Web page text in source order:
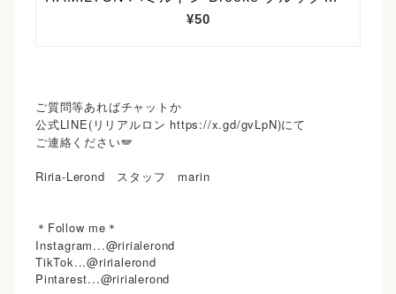
ご質問等あればチャットか
公式LINE(リリアルロン https://x.gd/gvLpN)にて
ご連絡ください🪽
Riria-Lerond スタッフ marin
＊Follow me＊
Instagram...@ririalerond
TikTok...@ririalerond
Pintarest...@ririalerond